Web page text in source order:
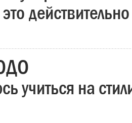
учиться на